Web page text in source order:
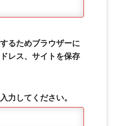
るためブラウザーに
レス、サイトを保存
力してください。